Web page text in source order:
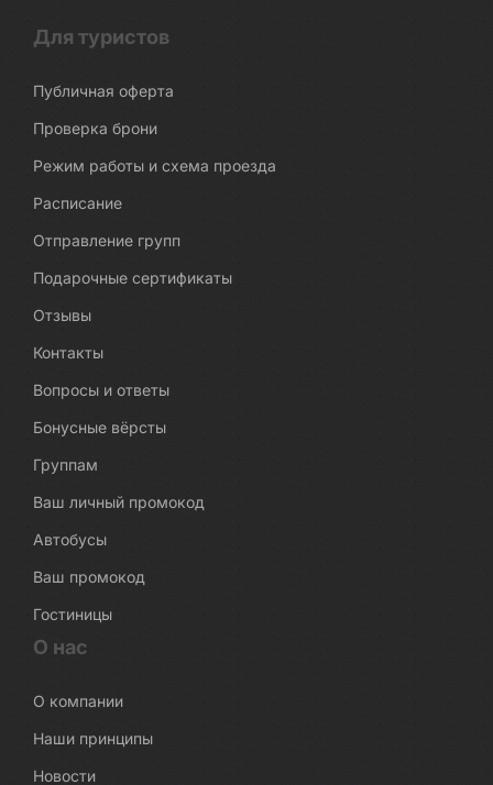
Для туристов
Публичная оферта
Проверка брони
Режим работы и схема проезда
Расписание
Отправление групп
Подарочные сертификаты
Отзывы
Контакты
Вопросы и ответы
Бонусные вёрсты
Группам
Ваш личный промокод
Автобусы
Ваш промокод
Гостиницы
О нас
О компании
Наши принципы
Новости